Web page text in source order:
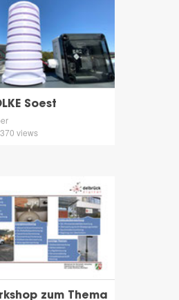
Soest
views
zum Thema